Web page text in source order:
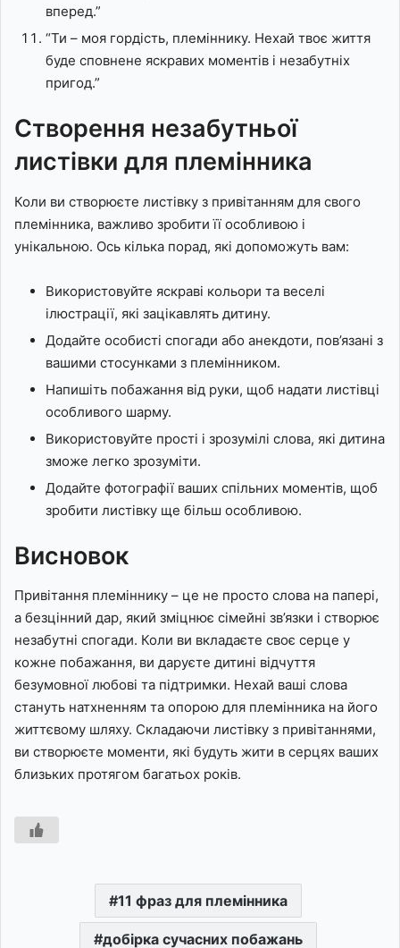
вперед.”
“Ти – моя гордість, племіннику. Нехай твоє життя
буде сповнене яскравих моментів і незабутніх
пригод.”
Створення незабутньої
листівки для племінника
Коли ви створюєте листівку з привітанням для свого
племінника, важливо зробити її особливою і
унікальною. Ось кілька порад, які допоможуть вам:
Використовуйте яскраві кольори та веселі
ілюстрації, які зацікавлять дитину.
Додайте особисті спогади або анекдоти, пов’язані з
вашими стосунками з племінником.
Напишіть побажання від руки, щоб надати листівці
особливого шарму.
Використовуйте прості і зрозумілі слова, які дитина
зможе легко зрозуміти.
Додайте фотографії ваших спільних моментів, щоб
зробити листівку ще більш особливою.
Висновок
Привітання племіннику – це не просто слова на папері,
а безцінний дар, який зміцнює сімейні зв’язки і створює
незабутні спогади. Коли ви вкладаєте своє серце у
кожне побажання, ви даруєте дитині відчуття
безумовної любові та підтримки. Нехай ваші слова
стануть натхненням та опорою для племінника на його
життєвому шляху. Складаючи листівку з привітаннями,
ви створюєте моменти, які будуть жити в серцях ваших
близьких протягом багатьох років.
11 фраз для племінника
добірка сучасних побажань